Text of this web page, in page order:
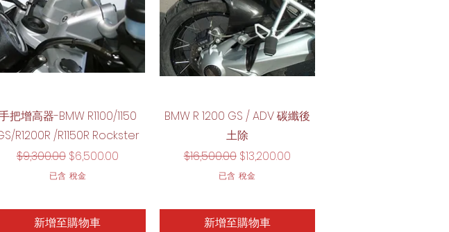
快速瀏覽
把增高器-BMW R1100/1150
R1200R /R1150R Rockster
一般價格
$9,300.00 促銷價格
$6,500.00
已含 稅金
新增至購物車
快速瀏覽
BMW R 1200 GS / ADV 碳纖後
土除
一般價格
$16,500.00 促銷價格
$13,200.00
已含 稅金
新增至購物車